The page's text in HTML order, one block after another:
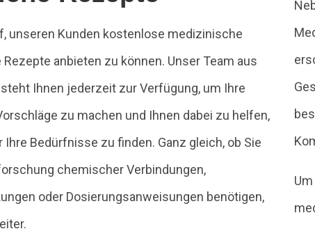
unseren Kunden kostenlose medizinische
anbieten zu können. Unser Team aus
Ihnen jederzeit zur Verfügung, um Ihre
zu machen und Ihnen dabei zu helfen,
Bedürfnisse zu finden. Ganz gleich, ob Sie
chemischer Verbindungen,
oder Dosierungsanweisungen benötigen,